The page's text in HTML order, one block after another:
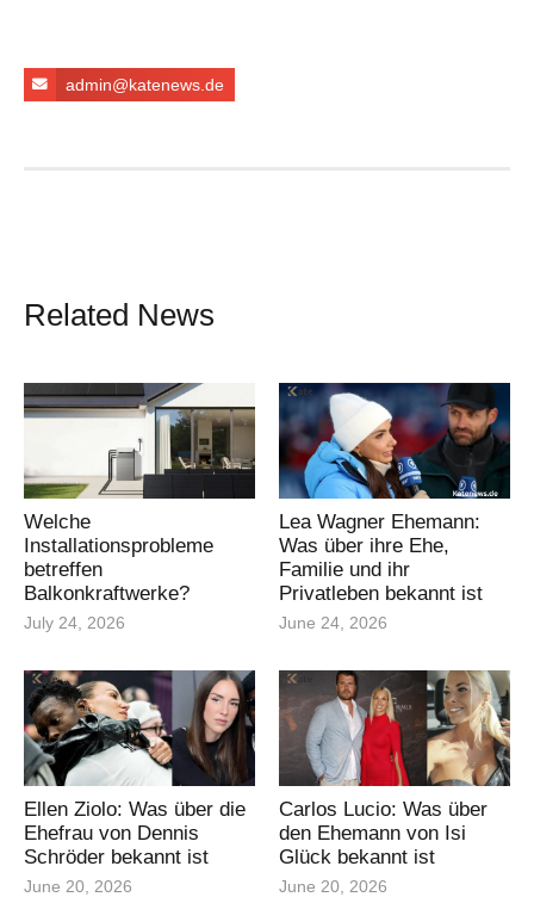
admin@katenews.de
Related News
Welche
Installationsprobleme
betreffen
Balkonkraftwerke?
July 24, 2026
Lea Wagner Ehemann:
Was über ihre Ehe,
Familie und ihr
Privatleben bekannt ist
June 24, 2026
Ellen Ziolo: Was über die
Ehefrau von Dennis
Schröder bekannt ist
June 20, 2026
Carlos Lucio: Was über
den Ehemann von Isi
Glück bekannt ist
June 20, 2026